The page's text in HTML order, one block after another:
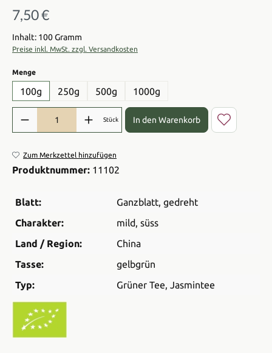
Regulärer Preis:
7,50 €
Inhalt: 100 Gramm
Preise inkl. MwSt. zzgl. Versandkosten
Mengeauswählen
100g 250g 500g 1000g
Produkt Anzahl: Gib den gewünschten Wert ein oder benutze die
Stück In den Warenkorb
Zum Merkzettel hinzufügen
Produktnummer: 11102
Blatt: Ganzblatt, gedreht
Charakter:
mild, süss
Land / Region:
China
Tasse:
gelbgrün
Typ:
Grüner Tee, Jasmintee